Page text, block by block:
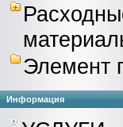
Элемент
Информация